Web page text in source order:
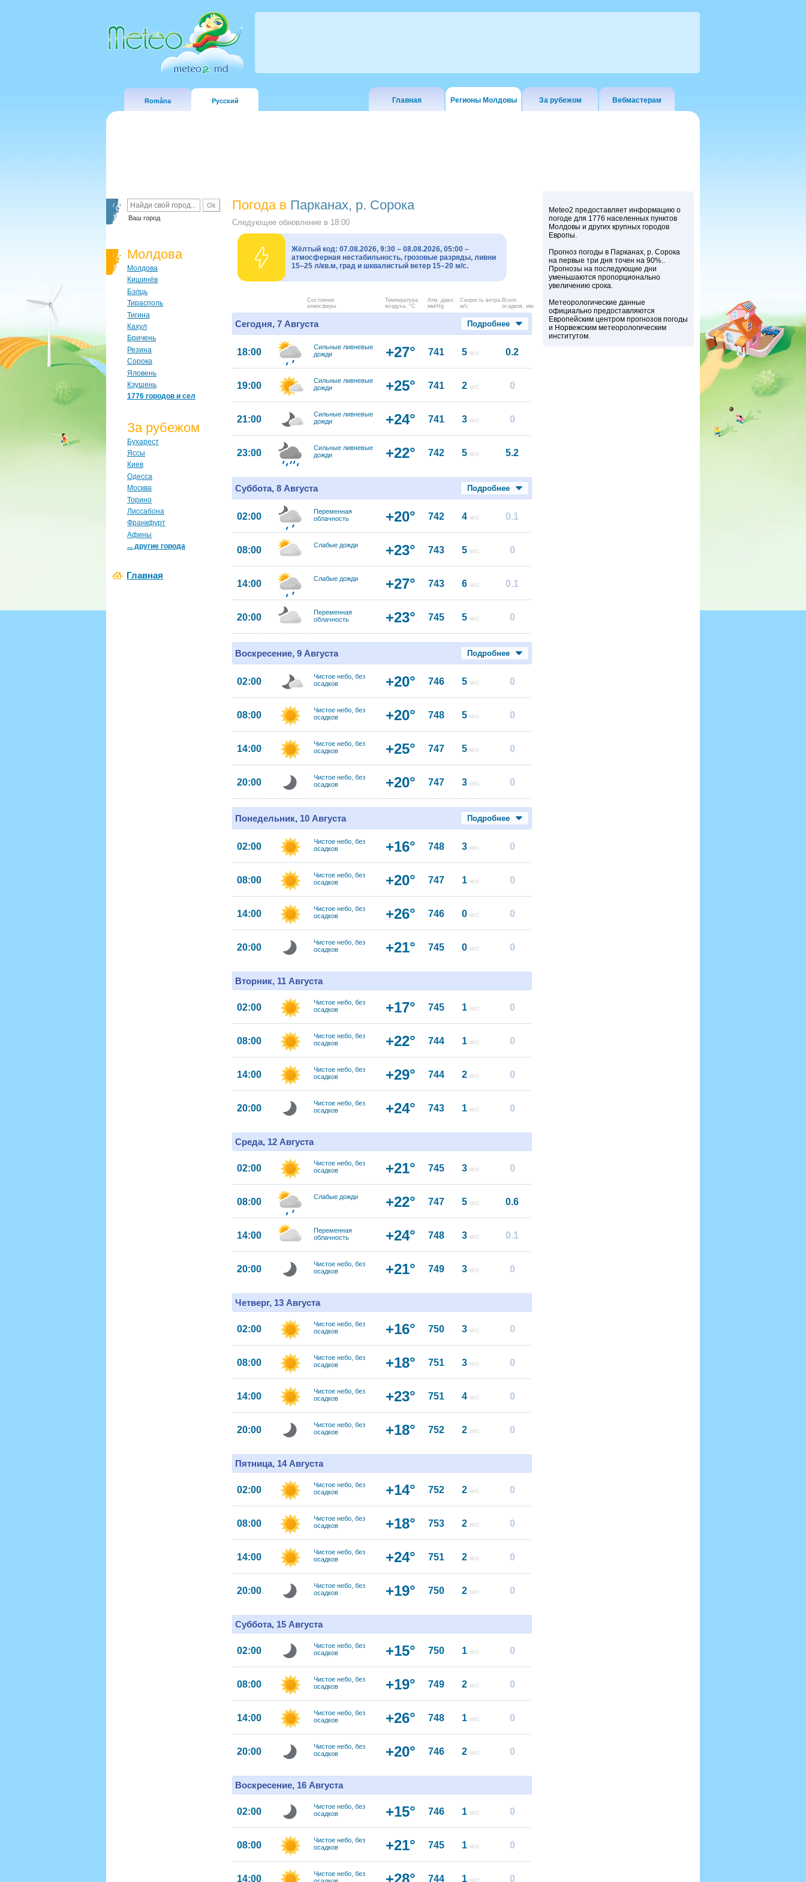
Româna Русский Главная Регионы Молдовы За рубежом Вебмастерам
Ваш город
Молдова
Молдова
Кишинёв
Бэлць
Тирасполь
Тигина
Кахул
Бричень
Резина
Сорока
Яловень
Кэушень
1776 городов и сел
За рубежом
Бухарест
Яссы
Киев
Одесса
Москва
Торино
Лиссабона
Франкфурт
Афины
... другие города
Главная
Погода в Парканах, р. Сорока
Следующее обновление в 18:00
Жёлтый код: 07.08.2026, 9:30 – 08.08.2026, 05:00 –
атмосферная нестабильность, грозовые разряды, ливни
15–25 л/кв.м, град и шквалистый ветер 15–20 м/с.
Состояние
атмосферы
Температура
воздуха, °C
Атм. давл.
мм/Hg
Скорость ветра.
м/с
Всего
осадков, мм
Сегодня, 7 Августа Подробнее
18:00
Сильные ливневые
дожди
+27° 741 5 м/с 0.2
19:00
Сильные ливневые
дожди
+25° 741 2 м/с 0
21:00
Сильные ливневые
дожди
+24° 741 3 м/с 0
23:00
Сильные ливневые
дожди
+22° 742 5 м/с 5.2
Суббота, 8 Августа Подробнее
02:00
Переменная
облачность
+20° 742 4 м/с 0.1
08:00 Слабые дожди +23° 743 5 м/с 0
14:00 Слабые дожди +27° 743 6 м/с 0.1
20:00
Переменная
облачность
+23° 745 5 м/с 0
Воскресение, 9 Августа Подробнее
02:00
Чистое небо, без
осадков
+20° 746 5 м/с 0
08:00
Чистое небо, без
осадков
+20° 748 5 м/с 0
14:00
Чистое небо, без
осадков
+25° 747 5 м/с 0
20:00
Чистое небо, без
осадков
+20° 747 3 м/с 0
Понедельник, 10 Августа Подробнее
02:00
Чистое небо, без
осадков
+16° 748 3 м/с 0
08:00
Чистое небо, без
осадков
+20° 747 1 м/с 0
14:00
Чистое небо, без
осадков
+26° 746 0 м/с 0
20:00
Чистое небо, без
осадков
+21° 745 0 м/с 0
Вторник, 11 Августа
02:00
Чистое небо, без
осадков
+17° 745 1 м/с 0
08:00
Чистое небо, без
осадков
+22° 744 1 м/с 0
14:00
Чистое небо, без
осадков
+29° 744 2 м/с 0
20:00
Чистое небо, без
осадков
+24° 743 1 м/с 0
Среда, 12 Августа
02:00
Чистое небо, без
осадков
+21° 745 3 м/с 0
08:00 Слабые дожди +22° 747 5 м/с 0.6
14:00
Переменная
облачность
+24° 748 3 м/с 0.1
20:00
Чистое небо, без
осадков
+21° 749 3 м/с 0
Четверг, 13 Августа
02:00
Чистое небо, без
осадков
+16° 750 3 м/с 0
08:00
Чистое небо, без
осадков
+18° 751 3 м/с 0
14:00
Чистое небо, без
осадков
+23° 751 4 м/с 0
20:00
Чистое небо, без
осадков
+18° 752 2 м/с 0
Пятница, 14 Августа
02:00
Чистое небо, без
осадков
+14° 752 2 м/с 0
08:00
Чистое небо, без
осадков
+18° 753 2 м/с 0
14:00
Чистое небо, без
осадков
+24° 751 2 м/с 0
20:00
Чистое небо, без
осадков
+19° 750 2 м/с 0
Суббота, 15 Августа
02:00
Чистое небо, без
осадков
+15° 750 1 м/с 0
08:00
Чистое небо, без
осадков
+19° 749 2 м/с 0
14:00
Чистое небо, без
осадков
+26° 748 1 м/с 0
20:00
Чистое небо, без
осадков
+20° 746 2 м/с 0
Воскресение, 16 Августа
02:00
Чистое небо, без
осадков
+15° 746 1 м/с 0
08:00
Чистое небо, без
осадков
+21° 745 1 м/с 0
14:00
Чистое небо, без
+28° 744 1 м/с 0
Meteo2 предоставляет информацию о
погоде для 1776 населенных пунктов
Молдовы и других крупных городов
Европы.
Прогноз погоды в Парканах, р. Сорока
на первые три дня точен на 90%..
Прогнозы на последующие дни
уменьшаются пропорционально
увеличению срока.
Метеорологические данные
официально предоставляются
Европейским центром прогнозов погоды
и Норвежским метеорологическим
институтом.